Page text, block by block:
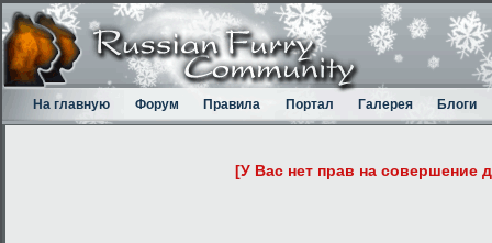
На главную Форум Правила Портал Галерея Блоги
[У Вас нет прав на совершение